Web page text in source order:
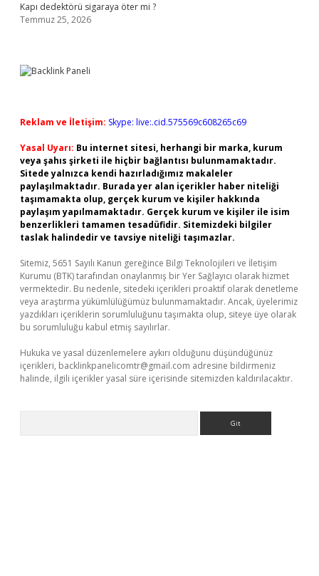
Kapı dedektörü sigaraya öter mi ?
Temmuz 25, 2026
Reklam ve İletişim: Skype: live:.cid.575569c608265c69
Yasal Uyarı: Bu internet sitesi, herhangi bir marka, kurum
veya şahıs şirketi ile hiçbir bağlantısı bulunmamaktadır.
Sitede yalnızca kendi hazırladığımız makaleler
paylaşılmaktadır. Burada yer alan içerikler haber niteliği
taşımamakta olup, gerçek kurum ve kişiler hakkında
paylaşım yapılmamaktadır. Gerçek kurum ve kişiler ile isim
benzerlikleri tamamen tesadüfidir. Sitemizdeki bilgiler
taslak halindedir ve tavsiye niteliği taşımazlar.
Sitemiz, 5651 Sayılı Kanun gereğince Bilgi Teknolojileri ve İletişim
Kurumu (BTK) tarafından onaylanmış bir Yer Sağlayıcı olarak hizmet
vermektedir. Bu nedenle, sitedeki içerikleri proaktif olarak denetleme
veya araştırma yükümlülüğümüz bulunmamaktadır. Ancak, üyelerimiz
yazdıkları içeriklerin sorumluluğunu taşımakta olup, siteye üye olarak
bu sorumluluğu kabul etmiş sayılırlar.
Hukuka ve yasal düzenlemelere aykırı olduğunu düşündüğünüz
içerikleri, backlinkpanelicomtr@gmail.com adresine bildirmeniz
halinde, ilgili içerikler yasal süre içerisinde sitemizden kaldırılacaktır.